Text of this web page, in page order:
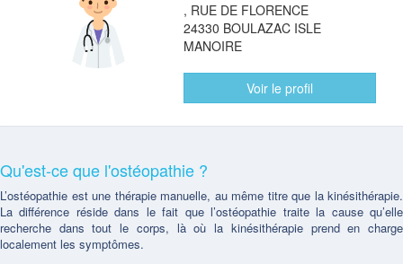
, RUE DE FLORENCE
24330 BOULAZAC ISLE
MANOIRE
Voir le profil
Qu'est-ce que l'ostéopathie ?
L’ostéopathie est une thérapie manuelle, au même titre que la kinésithérapie.
La différence réside dans le fait que l’ostéopathie traite la cause qu’elle
recherche dans tout le corps, là où la kinésithérapie prend en charge
localement les symptômes.